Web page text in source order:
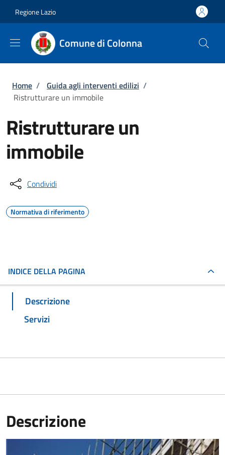
Regione Lazio
Comune di Colonna
Briciole di pane
Home / Guida agli interventi edilizi /
Ristrutturare un immobile
Ristrutturare un
immobile
Condividi
Normativa di riferimento
INDICE DELLA PAGINA
Descrizione
Servizi
Descrizione